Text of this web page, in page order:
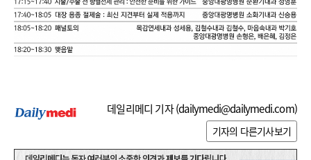
데일리메디 기자 (dailymedi@dailymedi.com)
기자의 다른기사보기